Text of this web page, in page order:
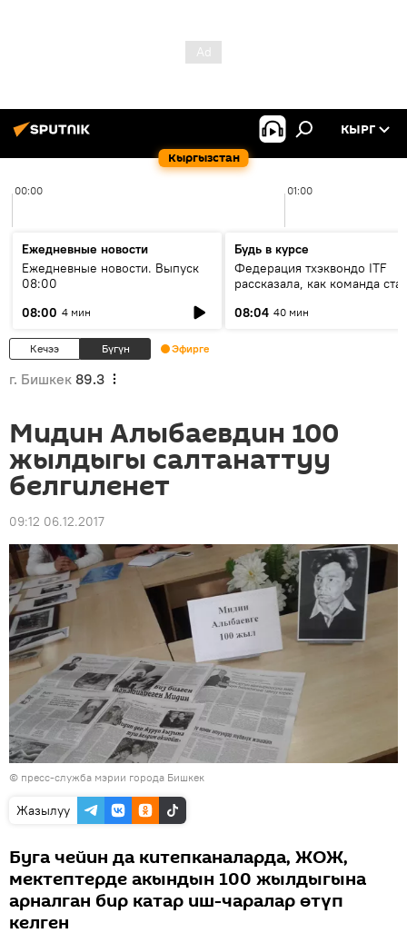
Кыргызстан
КЫРГ
00:00 01:00
Ежедневные новости
Ежедневные новости. Выпуск
08:00
08:00 4 мин
Будь в курсе
Федерация тхэквондо ITF
рассказала, как команда
08:04 40 мин
Кечээ Бүгүн Эфирге
г. Бишкек 89.3
Мидин Алыбаевдин 100
жылдыгы салтанаттуу
белгиленет
09:12 06.12.2017
© пресс-служба мэрии города Бишкек
Жазылуу
Буга чейин да китепканаларда, ЖОЖ,
мектептерде акындын 100 жылдыгына
арналган бир катар иш-чаралар өтүп
келген